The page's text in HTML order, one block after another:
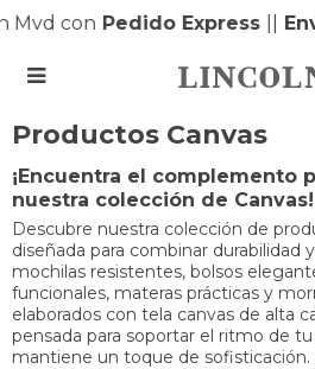
Mvd conPedido Express|

Productos Canvas
¡Encuentra el complemento
nuestra colección de Canvas!
Descubre nuestra colección de
diseñada para combinar durabilidad
mochilas resistentes, bolsos
funcionales, materas prácticas y
elaborados con tela canvas de alta
pensada para soportar el ritmo de
mantiene un toque de sofisticación.